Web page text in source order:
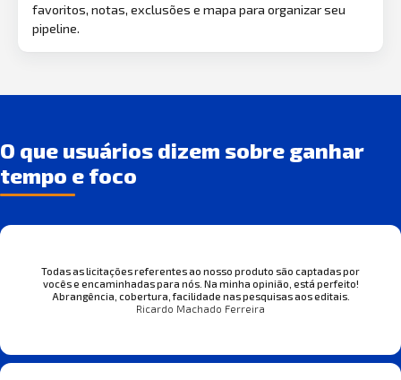
favoritos, notas, exclusões e mapa para organizar seu
pipeline.
O que usuários dizem sobre ganhar
tempo e foco
Todas as licitações referentes ao nosso produto são captadas por
vocês e encaminhadas para nós. Na minha opinião, está perfeito!
Abrangência, cobertura, facilidade nas pesquisas aos editais.
Ricardo Machado Ferreira